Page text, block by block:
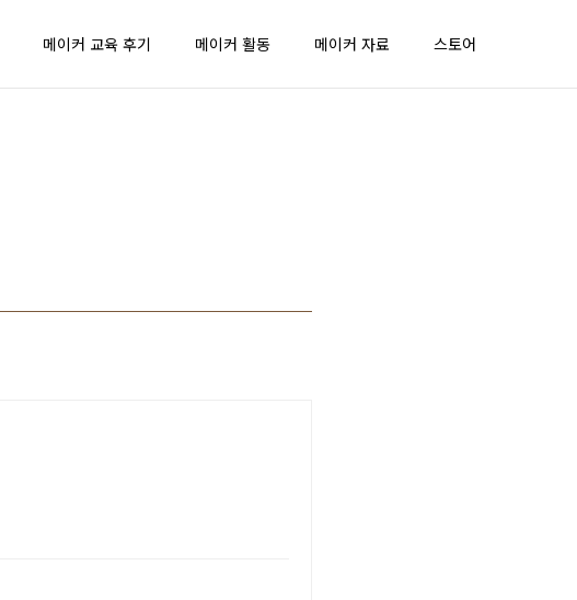
메이커 교육 후기 메이커 활동 메이커 자료 스토어